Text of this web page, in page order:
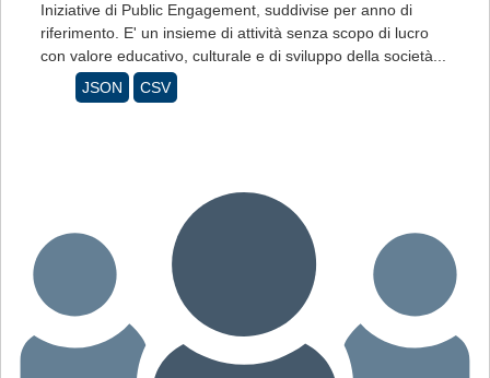
Iniziative di Public Engagement, suddivise per anno di
riferimento. E' un insieme di attività senza scopo di lucro
con valore educativo, culturale e di sviluppo della società...
JSON
CSV